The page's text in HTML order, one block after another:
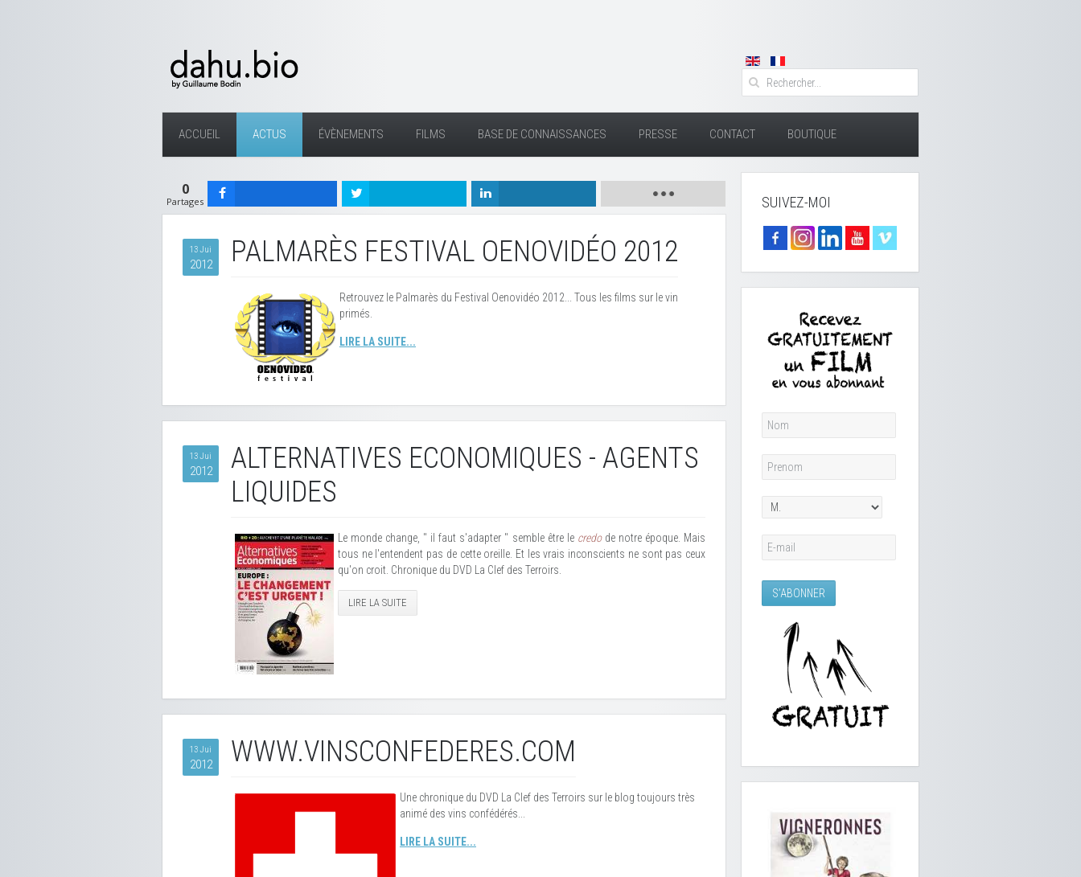
ACCUEIL ACTUS ÉVÈNEMENTS FILMS BASE DE CONNAISSANCES PRESSE CONTACT BOUTIQUE
0
Partages
13 Jui
2012 PALMARÈS FESTIVAL OENOVIDÉO 2012
Retrouvez le Palmarès du Festival Oenovidéo 2012... Tous les films sur le vin
primés.
LIRE LA SUITE...
13 Jui
2012
ALTERNATIVES ECONOMIQUES - AGENTS
LIQUIDES
Le monde change, " il faut s'adapter " semble être le credode notre époque. Mais
tous ne l'entendent pas de cette oreille. Et les vrais inconscients ne sont pas ceux
qu'on croit. Chronique du DVD La Clef des Terroirs.
LIRE LA SUITE
13 Jui
2012 WWW.VINSCONFEDERES.COM
Une chronique du DVD La Clef des Terroirs sur le blog toujours très
animé des vins confédérés...
LIRE LA SUITE...
SUIVEZ-MOI